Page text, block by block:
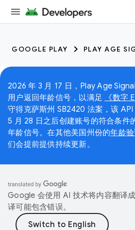
GOOGLE PLAY PLAY AGE
2026 年 3 月 17 日，Play Age
用户返回年龄信号，以满足
《数字
守得克萨斯州 SB2420 法案，该
5 月 28 日之后创建账号的符合条件
年龄信号。在其他美国州份的年龄
们会提前提供持续更新。
Google 会使用 AI 技术将内容翻译
译可能包含错误。